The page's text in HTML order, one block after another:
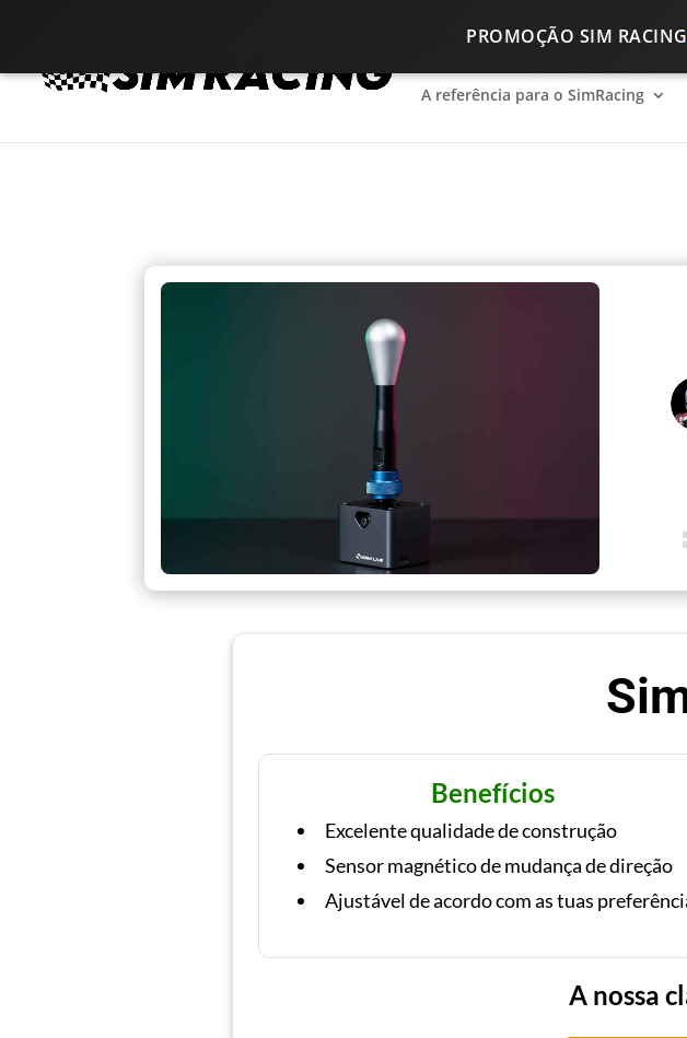
PROMOÇÃO SIM
A referência para o SimRacing
A referência para o SimRacing
Benefícios
Excelente qualidade de construção
Sensor magnético de mudança de direção
Ajustável de acordo com as tuas
A nossa